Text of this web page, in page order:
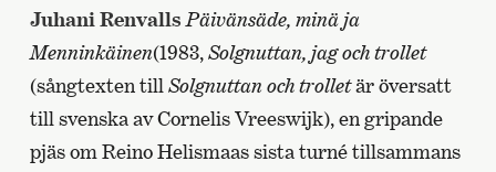
Juhani Renvalls Päivänsäde, minä ja
Menninkäinen(1983,Solgnuttan, jag och trollet
(sångtexten tillSolgnuttan och trolletär översatt
till svenska av Cornelis Vreeswijk), en gripande
pjäs om Reino Helismaas sista turné tillsammans